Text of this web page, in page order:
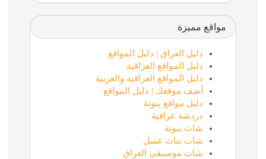
مواقع مميزة
دليل العراق | دليل المواقع
دليل المواقع العراقية
دليل المواقع العراقية والعربية
أضف موقعك | دليل المواقع
دليل مواقع بنوتة
دردشة عراقية
شات بنوتة
شات بنات عسل
شات موسيقى العراق